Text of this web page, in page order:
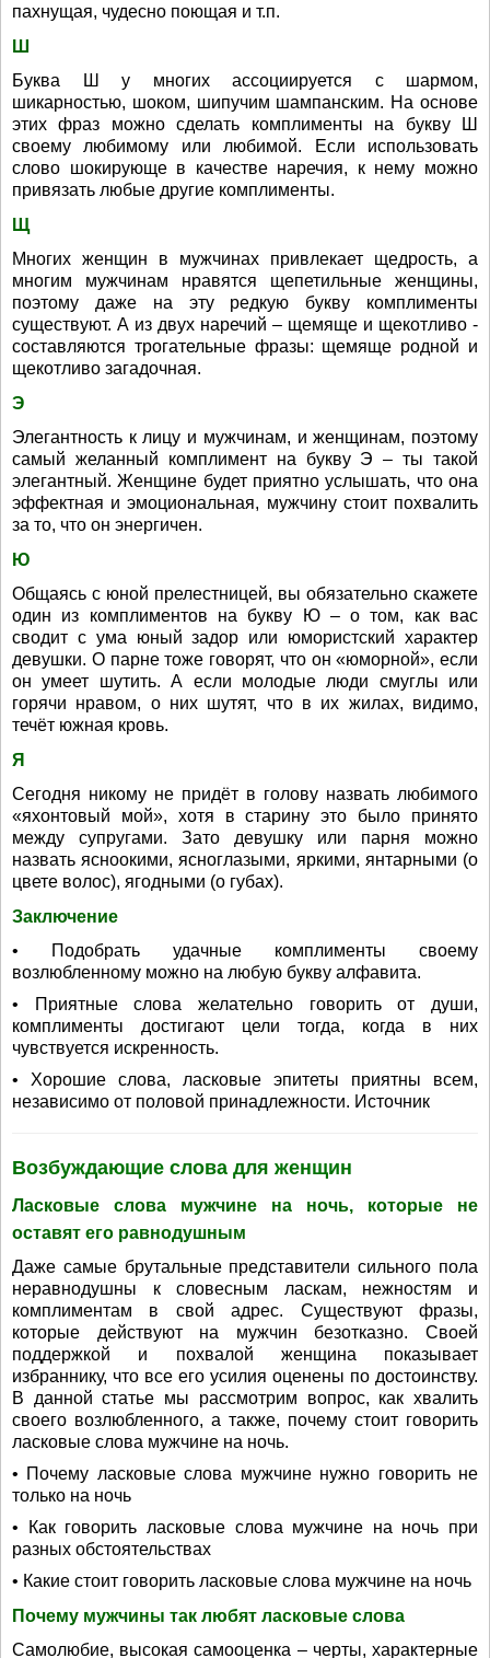
пахнущая, чудесно поющая и т.п.
Ш
Буква Ш у многих ассоциируется с шармом,
шикарностью, шоком, шипучим шампанским. На основе
этих фраз можно сделать комплименты на букву Ш
своему любимому или любимой. Если использовать
слово шокирующе в качестве наречия, к нему можно
привязать любые другие комплименты.
Щ
Многих женщин в мужчинах привлекает щедрость, а
многим мужчинам нравятся щепетильные женщины,
поэтому даже на эту редкую букву комплименты
существуют. А из двух наречий – щемяще и щекотливо -
составляются трогательные фразы: щемяще родной и
щекотливо загадочная.
Э
Элегантность к лицу и мужчинам, и женщинам, поэтому
самый желанный комплимент на букву Э – ты такой
элегантный. Женщине будет приятно услышать, что она
эффектная и эмоциональная, мужчину стоит похвалить
за то, что он энергичен.
Ю
Общаясь с юной прелестницей, вы обязательно скажете
один из комплиментов на букву Ю – о том, как вас
сводит с ума юный задор или юмористский характер
девушки. О парне тоже говорят, что он «юморной», если
он умеет шутить. А если молодые люди смуглы или
горячи нравом, о них шутят, что в их жилах, видимо,
течёт южная кровь.
Я
Сегодня никому не придёт в голову назвать любимого
«яхонтовый мой», хотя в старину это было принято
между супругами. Зато девушку или парня можно
назвать ясноокими, ясноглазыми, яркими, янтарными (о
цвете волос), ягодными (о губах).
Заключение
• Подобрать удачные комплименты своему
возлюбленному можно на любую букву алфавита.
• Приятные слова желательно говорить от души,
комплименты достигают цели тогда, когда в них
чувствуется искренность.
• Хорошие слова, ласковые эпитеты приятны всем,
независимо от половой принадлежности. Источник
Возбуждающие слова для женщин
Ласковые слова мужчине на ночь, которые не
оставят его равнодушным
Даже самые брутальные представители сильного пола
неравнодушны к словесным ласкам, нежностям и
комплиментам в свой адрес. Существуют фразы,
которые действуют на мужчин безотказно. Своей
поддержкой и похвалой женщина показывает
избраннику, что все его усилия оценены по достоинству.
В данной статье мы рассмотрим вопрос, как хвалить
своего возлюбленного, а также, почему стоит говорить
ласковые слова мужчине на ночь.
• Почему ласковые слова мужчине нужно говорить не
только на ночь
• Как говорить ласковые слова мужчине на ночь при
разных обстоятельствах
• Какие стоит говорить ласковые слова мужчине на ночь
Почему мужчины так любят ласковые слова
Самолюбие, высокая самооценка – черты, характерные